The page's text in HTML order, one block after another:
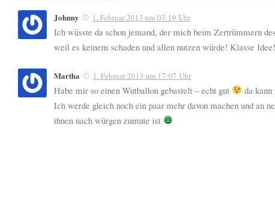
Johnny 1. Februar 2013 um 03:19 Uhr
Ich wüsste da schon jemand, der mich beim Zertrümmern
weil es keinem schaden und allen nutzen würde! Klasse Idee!
Martha 1. Februar 2013 um 17:07 Uhr
Habe mir so einen Wutballon gebastelt – echt gut
da
Ich werde gleich noch ein paar mehr davon machen und an
ihnen nach würgen zumute ist